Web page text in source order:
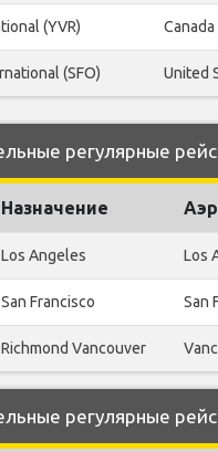
(YVR) Canada
(SFO) United
регулярные
Назначение
Los Angeles Los
San Francisco San
Richmond Vancouver
регулярные